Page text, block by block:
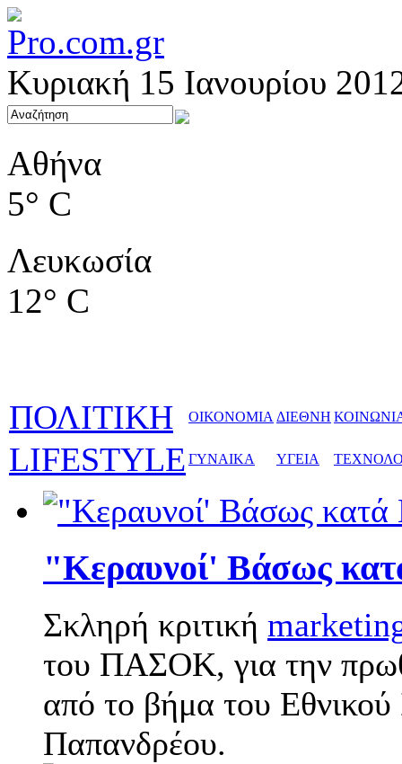
Κυριακή 15 Ιανουρίου
Αθήνα
5° C
Λευκωσία
12° C
ΠΟΛΙΤΙΚΗ ΟΙΚΟΝΟΜΙΑ ΔΙΕΘΝΗ
LIFESTYLE ΓΥΝΑΙΚΑ ΥΓΕΙΑ
"Κεραυνοί' Βάσως
Σκληρή κριτική
του ΠΑΣΟΚ, για την
από το βήμα του
Παπανδρέου.